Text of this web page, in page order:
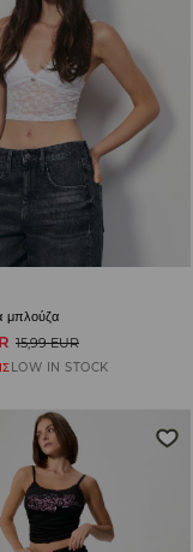
μπλούζα
15,99 EUR
LOW IN STOCK